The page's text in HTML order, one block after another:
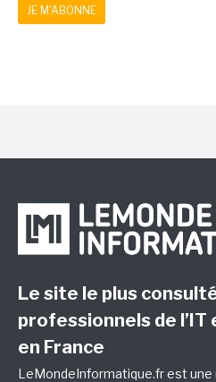
JE M'ABONNE
Le site le plus
professionnels de l’IT
en France
LeMondeInformatique.fr est une